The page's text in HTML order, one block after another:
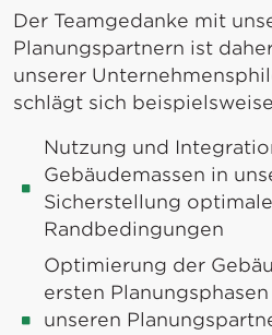
Der Teamgedanke mit
Planungspartnern ist
unserer
schlägt sich
Nutzung und
Gebäudemassen in
Sicherstellung
Randbedingungen
Optimierung der
ersten
unseren